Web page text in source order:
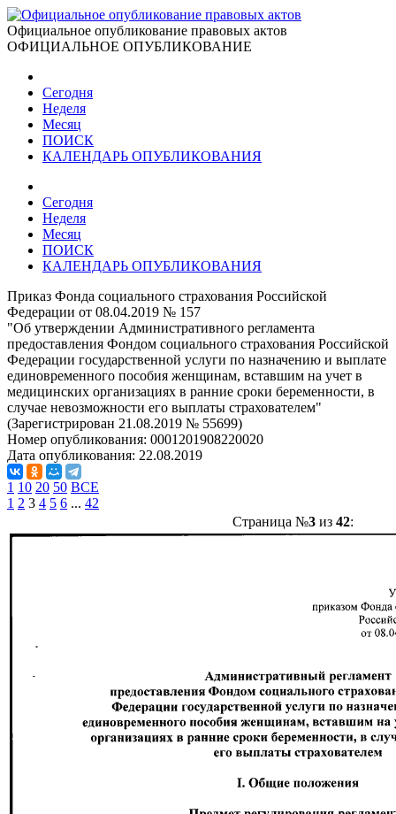
Официальное опубликование правовых актов
ОФИЦИАЛЬНОЕ ОПУБЛИКОВАНИЕ
Сегодня
Неделя
Месяц
ПОИСК
КАЛЕНДАРЬ ОПУБЛИКОВАНИЯ
Сегодня
Неделя
Месяц
ПОИСК
КАЛЕНДАРЬ ОПУБЛИКОВАНИЯ
Приказ Фонда социального страхования Российской
Федерации от 08.04.2019 № 157
"Об утверждении Административного регламента
предоставления Фондом социального страхования Российской
Федерации государственной услуги по назначению и выплате
единовременного пособия женщинам, вставшим на учет в
медицинских организациях в ранние сроки беременности, в
случае невозможности его выплаты страхователем"
(Зарегистрирован 21.08.2019 № 55699)
Номер опубликования: 0001201908220020
Дата опубликования: 22.08.2019
1 10 20 50 ВСЕ
1 2 3 4 5 6 ... 42
Страница №3из 42: